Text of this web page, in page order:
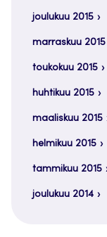
joulukuu 2015
marraskuu 2015
toukokuu 2015
huhtikuu 2015
maaliskuu 2015
helmikuu 2015
tammikuu 2015
joulukuu 2014